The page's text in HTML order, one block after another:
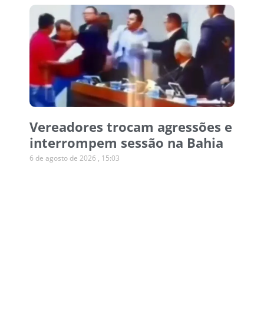
Vereadores trocam agressões e
interrompem sessão na Bahia
6 de agosto de 2026 15:03